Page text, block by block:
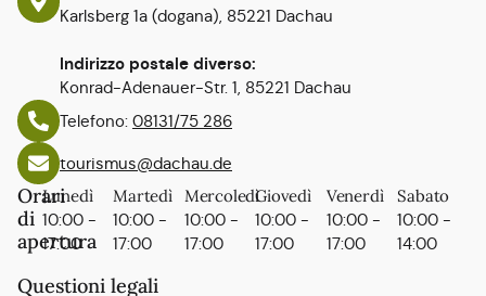
Karlsberg 1a (dogana), 85221 Dachau
Indirizzo postale diverso:
Konrad-Adenauer-Str. 1, 85221 Dachau
Telefono: 08131/75 286
tourismus@dachau.de
Orari
di
apertura
Lunedì
10:00 -
17:00
Martedì
10:00 -
17:00
Mercoledì
10:00 -
17:00
Giovedì
10:00 -
17:00
Venerdì
10:00 -
17:00
Sabato
10:00 -
14:00
Questioni legali